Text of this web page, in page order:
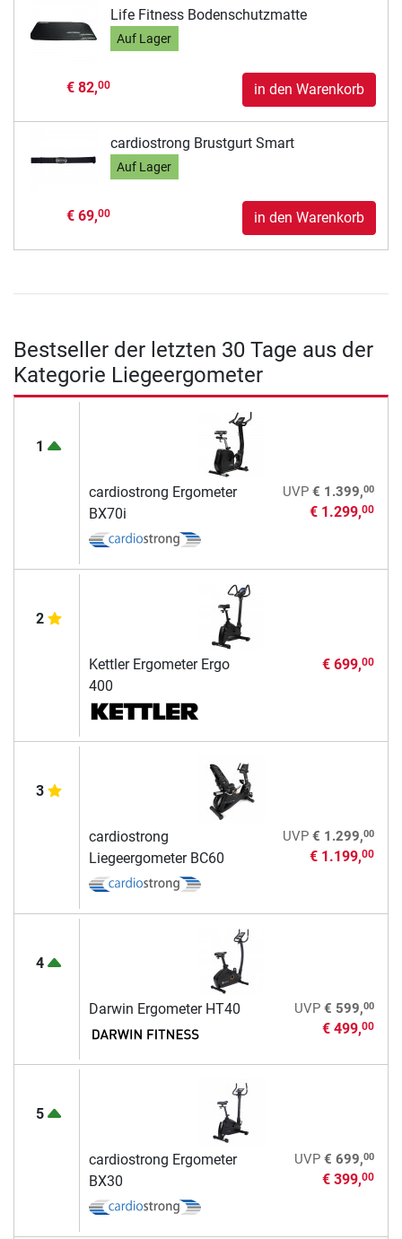
Life Fitness Bodenschutzmatte
Auf Lager
€ 82,00 in den Warenkorb
cardiostrong Brustgurt Smart
Auf Lager
€ 69,00 in den Warenkorb
Bestseller der letzten 30 Tage aus der
Kategorie Liegeergometer
1
cardiostrong Ergometer
BX70i
UVP € 1.399,00
€ 1.299,00
2
Kettler Ergometer Ergo
400
€ 699,00
3
cardiostrong
Liegeergometer BC60
UVP € 1.299,00
€ 1.199,00
4
Darwin Ergometer HT40 UVP € 599,00
€ 499,00
5
cardiostrong Ergometer
BX30
UVP € 699,00
€ 399,00